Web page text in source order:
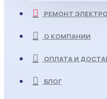
РЕМОНТ
О КОМПАНИИ
ОПЛАТА И
БЛОГ